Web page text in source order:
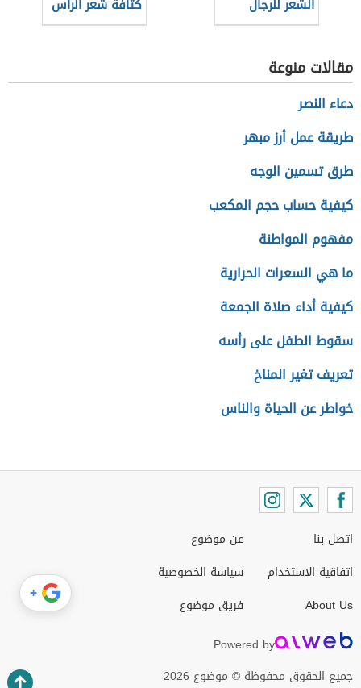
الشعر للرجال
بسرعة
كثافة شعر الرأس
مقالات منوعة
دعاء النصر
طريقة عمل أرز مبهر
طرق تسمين الوجه
كيفية حساب حجم المكعب
مفهوم المواطنة
ما هي السعرات الحرارية
كيفية أداء صلاة الجمعة
سقوط الطفل على رأسه
تعريف تغير المناخ
خواطر عن الحياة والناس
اتصل بنا
اتفاقية الاستخدام
About Us
عن موضوع
سياسة الخصوصية
فريق موضوع
Powered by
جميع الحقوق محفوظة © موضوع 2026
+